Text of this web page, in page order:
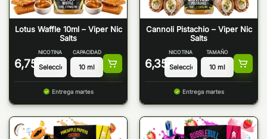
Lotus Waffle 10ml – Viper Nic
Salts
6,75 €
NICOTINA CAPACIDAD
Entrega martes
Cannoli Pistachio – Viper Nic
Salts
6,35 €
NICOTINA TAMAÑO
Entrega martes